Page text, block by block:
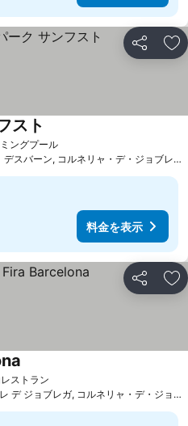
シェア お
ングプール料金を表示
スト
デスバーン, コルネリャ・デ・ジョブレガ
料金を表示
シェア お
ストラン
デ ジョブレガ, コルネリャ・デ・ジョブ